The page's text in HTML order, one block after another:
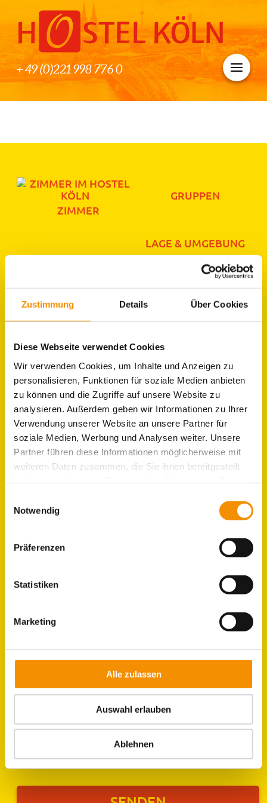
Zustimmung Details Über Cookies
Diese Webseite verwendet Cookies
Wir verwenden Cookies, um Inhalte und Anzeigen zu
personalisieren, Funktionen für soziale Medien anbieten
zu können und die Zugriffe auf unsere Website zu
analysieren. Außerdem geben wir Informationen zu Ihrer
Verwendung unserer Website an unsere Partner für
soziale Medien, Werbung und Analysen weiter. Unsere
Partner führen diese Informationen möglicherweise mit
weiteren Daten zusammen, die Sie ihnen bereitgestellt
Notwendig
Präferenzen
Statistiken
Marketing
Alle zulassen
Auswahl erlauben
Ablehnen
+ 49 (0)221 998 776 0
ZIMMER
GRUPPEN
LAGE & UMGEBUNG
JOBS IM HOSTEL
KÖLN
Ich stimme der Verarbeitung meiner Daten gemäß
derDatenschutzerklärungzu.